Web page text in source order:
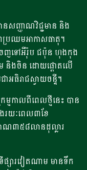
ានសញ្ញាណវិជ្ជមាន និង
ាប្រឈមអាកាសធាតុ។
ចេញទៅអឺរ៉ុប ជប៉ុន ហុងកុង
ម និងចិន ដោយផ្តោតលើ
អធិរាជស្វាយចន្ទី។
មកាលពីពេលថ្មីនេះ បាន
ងរយៈពេល៣ខែ
ាណ៣៥៨លានដុល្លារ
ផ្សារវៀតណាម មានទឹក